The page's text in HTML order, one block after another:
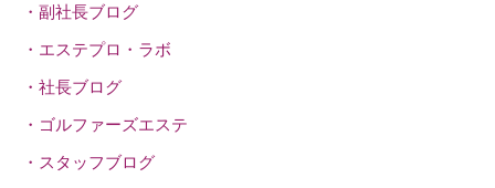
副社長ブログ
エステプロ・ラボ
社長ブログ
ゴルファーズエステ
スタッフブログ